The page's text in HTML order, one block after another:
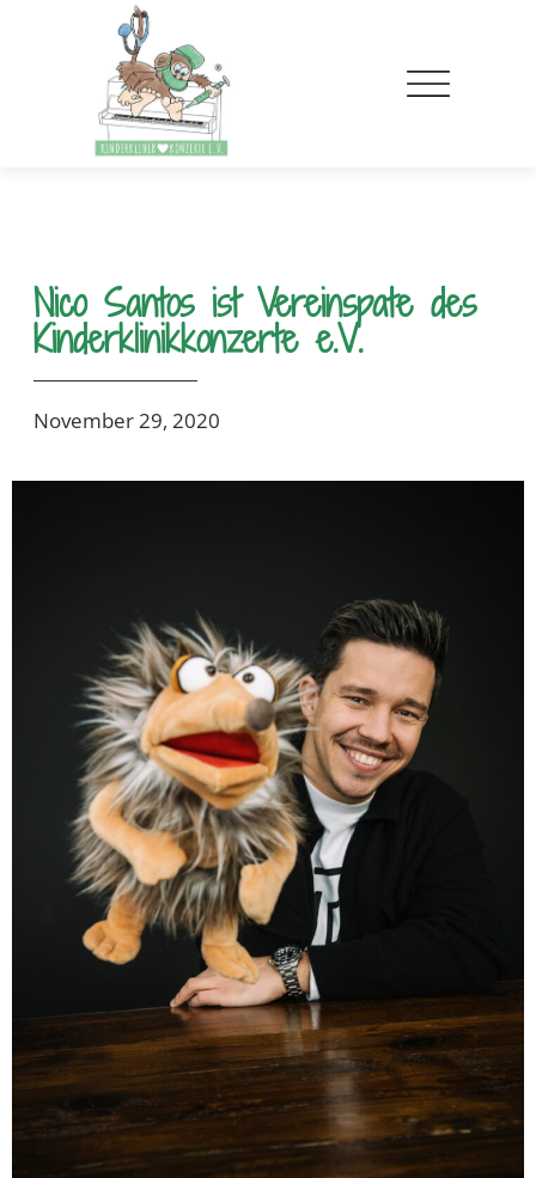
Nico Santos ist Vereinspate des
Kinderklinikkonzerte e.V.
November 29, 2020